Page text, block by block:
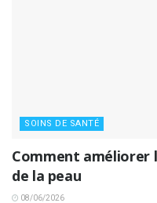
SOINS DE SANTÉ
Comment améliorer
de la peau
08/06/2026